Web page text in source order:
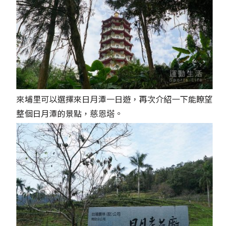
來埔里可以選擇來日月潭一日遊，再次介紹一下能瞭望
整個日月潭的景點，慈恩塔。